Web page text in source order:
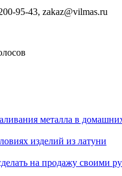
95-43, zakaz@vilmas.ru
металла в
изделий из латуни
на продажу своими